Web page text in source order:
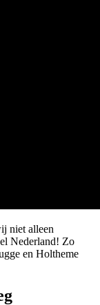
niet alleen
Nederland! Zo
en Holtheme